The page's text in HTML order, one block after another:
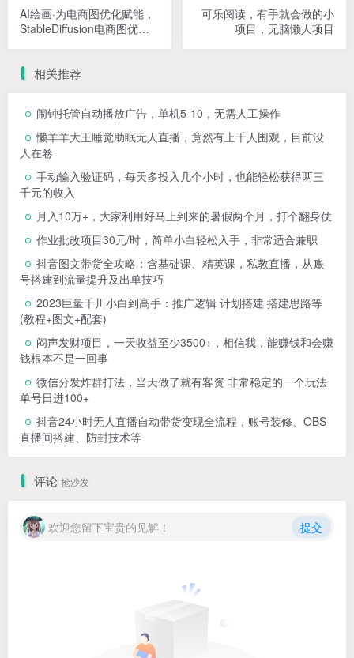
AI绘画·为电商图优化赋能，
StableDiffusion电商图优化
可乐阅读，有手就会做的小
项目，无脑懒人项目
相关推荐
闹钟托管自动播放广告，单机5-10，无需人工操作
懒羊羊大王睡觉助眠无人直播，竟然有上千人围观，目前没
人在卷
手动输入验证码，每天多投入几个小时，也能轻松获得两三
千元的收入
月入10万+，大家利用好马上到来的暑假两个月，打个翻身仗
作业批改项目30元/时，简单小白轻松入手，非常适合兼职
抖音图文带货全攻略：含基础课、精英课，私教直播，从账
号搭建到流量提升及出单技巧
2023巨量千川小白到高手：推广逻辑 计划搭建 搭建思路等
(教程+图文+配套)
闷声发财项目，一天收益至少3500+，相信我，能赚钱和会赚
钱根本不是一回事
微信分发炸群打法，当天做了就有客资 非常稳定的一个玩法
单号日进100+
抖音24小时无人直播自动带货变现全流程，账号装修、OBS
直播间搭建、防封技术等
评论 抢沙发
欢迎您留下宝贵的见解！ 提交